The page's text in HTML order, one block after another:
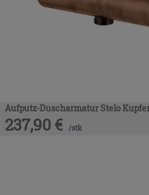
Aufputz-Duscharmatur Stelo
237,90 € /stk